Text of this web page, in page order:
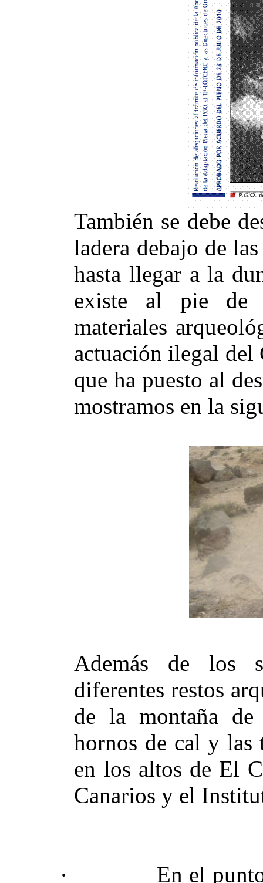
También se debe
ladera debajo de
hasta llegar a la
existe al pie de
materiales
actuación ilegal del
que ha puesto al
mostramos en la
Además de los
diferentes restos
de la montaña
hornos de cal y las
en los altos de El
Canarios y el
· En el